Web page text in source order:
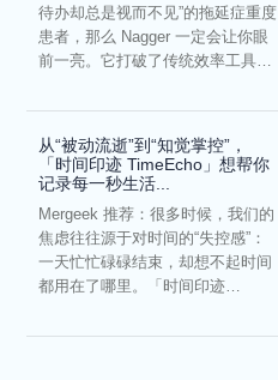
待办却总是视而不见”的拖延症重度
患者，那么 Nagger 一定会让你眼
前一亮。它打破了传统效率工具冰
从“被动流逝”到“知觉掌控”，
「时间印迹 TimeEcho」想帮你
记录每一秒生活...
Mergeek 推荐：很多时候，我们的
焦虑往往源于对时间的“失控感”：
一天忙忙碌碌结束，却想不起时间
都用在了哪里。「时间印迹